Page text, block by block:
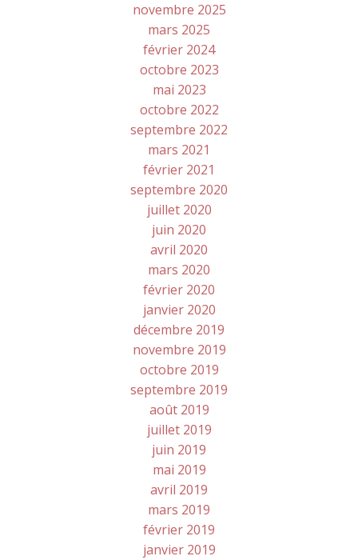
novembre 2025
mars 2025
février 2024
octobre 2023
mai 2023
octobre 2022
septembre 2022
mars 2021
février 2021
septembre 2020
juillet 2020
juin 2020
avril 2020
mars 2020
février 2020
janvier 2020
décembre 2019
novembre 2019
octobre 2019
septembre 2019
août 2019
juillet 2019
juin 2019
mai 2019
avril 2019
mars 2019
février 2019
janvier 2019